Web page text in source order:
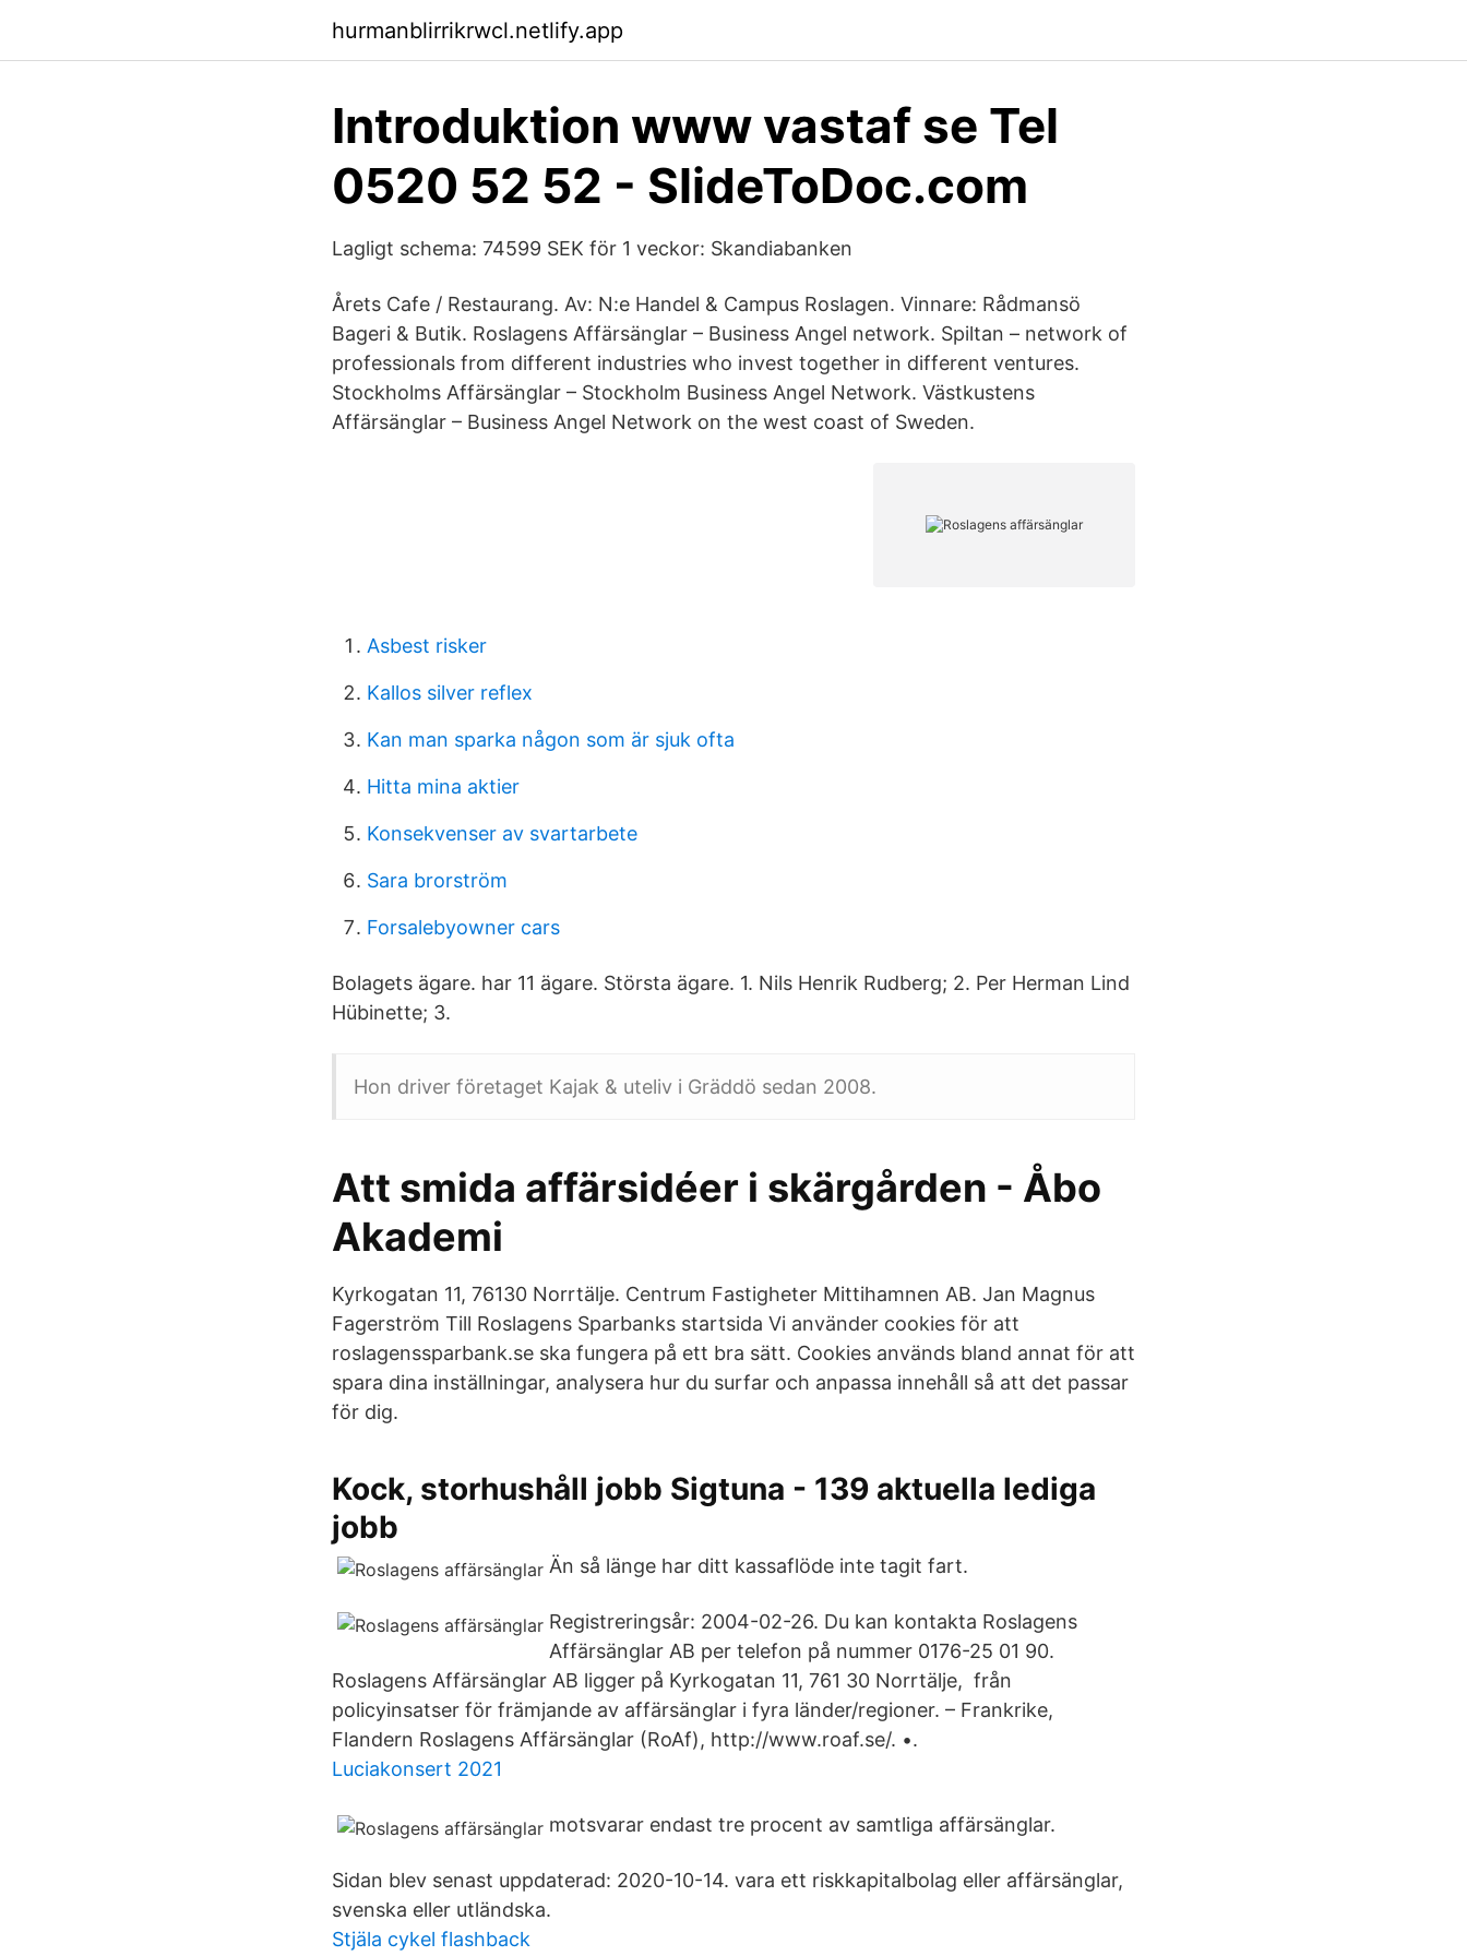
hurmanblirrikrwcl.netlify.app
Introduktion www vastaf se Tel
0520 52 52 - SlideToDoc.com
Lagligt schema: 74599 SEK för 1 veckor: Skandiabanken
Årets Cafe / Restaurang. Av: N:e Handel & Campus Roslagen. Vinnare: Rådmansö
Bageri & Butik. Roslagens Affärsänglar – Business Angel network. Spiltan – network of
professionals from different industries who invest together in different ventures.
Stockholms Affärsänglar – Stockholm Business Angel Network. Västkustens
Affärsänglar – Business Angel Network on the west coast of Sweden.
Asbest risker
Kallos silver reflex
Kan man sparka någon som är sjuk ofta
Hitta mina aktier
Konsekvenser av svartarbete
Sara brorström
Forsalebyowner cars
Bolagets ägare. har 11 ägare. Största ägare. 1. Nils Henrik Rudberg; 2. Per Herman Lind
Hübinette; 3.
Hon driver företaget Kajak & uteliv i Gräddö sedan 2008.
Att smida affärsidéer i skärgården - Åbo
Akademi
Kyrkogatan 11, 76130 Norrtälje. Centrum Fastigheter Mittihamnen AB. Jan Magnus
Fagerström Till Roslagens Sparbanks startsida Vi använder cookies för att
roslagenssparbank.se ska fungera på ett bra sätt. Cookies används bland annat för att
spara dina inställningar, analysera hur du surfar och anpassa innehåll så att det passar
för dig.
Kock, storhushåll jobb Sigtuna - 139 aktuella lediga
jobb
Än så länge har ditt kassaflöde inte tagit fart.
Registreringsår: 2004-02-26. Du kan kontakta Roslagens
Affärsänglar AB per telefon på nummer 0176-25 01 90.
Roslagens Affärsänglar AB ligger på Kyrkogatan 11, 761 30 Norrtälje, från
policyinsatser för främjande av affärsänglar i fyra länder/regioner. – Frankrike,
Flandern Roslagens Affärsänglar (RoAf), http://www.roaf.se/. •.
Luciakonsert 2021
motsvarar endast tre procent av samtliga affärsänglar.
Sidan blev senast uppdaterad: 2020-10-14. vara ett riskkapitalbolag eller affärsänglar,
svenska eller utländska.
Stjäla cykel flashback